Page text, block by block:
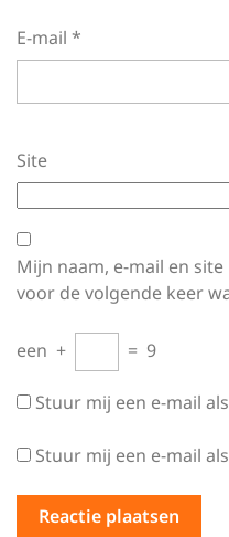
E-mail *
Site
Mijn naam, e-mail en
voor de volgende keer
een + = 9
Stuur mij een e-mail
Stuur mij een e-mail